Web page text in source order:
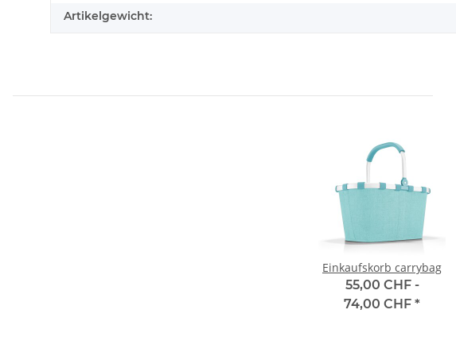
Artikelgewicht:
Einkaufskorb carrybag
55,00 CHF -
74,00 CHF *